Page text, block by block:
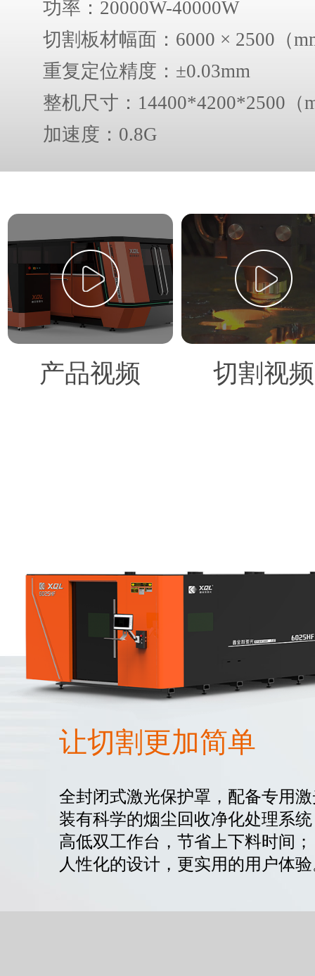
功率：20000W-40000W
切割板材幅面：6000 × 2500（
重复定位精度：±0.03mm
整机尺寸：14400*4200*2500（
加速度：0.8G
产品视频 切割视频
让切割更加简单
全封闭式激光保护罩，配备专用
装有科学的烟尘回收净化处理系
高低双工作台，节省上下料时间；
人性化的设计，更实用的用户体